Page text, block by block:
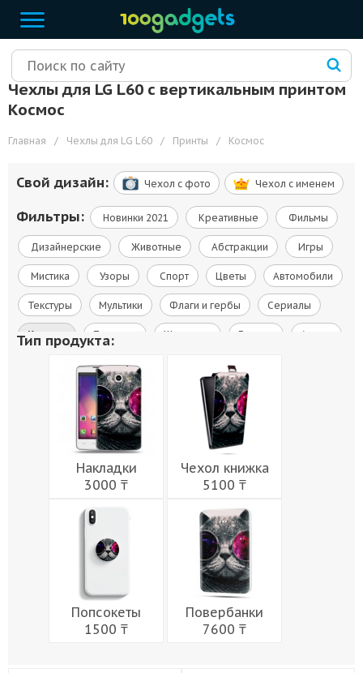
Чехлы для LG L60 с вертикальным принтом
Космос
Главная / Чехлы для LG L60 / Принты / Космос
Свой дизайн: Чехол c фото Чехол c именем
Фильтры: Новинки 2021 Креативные Фильмы
Дизайнерские Животные Абстракции Игры
Мистика Узоры Спорт Цветы Автомобили
Текстуры Мультики Флаги и гербы Сериалы
Космос Природа Живопись Города Армия
Музыка Еда
Тип продукта:
Накладки
3000 ₸
Чехол книжка
5100 ₸
Попсокеты
1500 ₸
Повербанки
7600 ₸